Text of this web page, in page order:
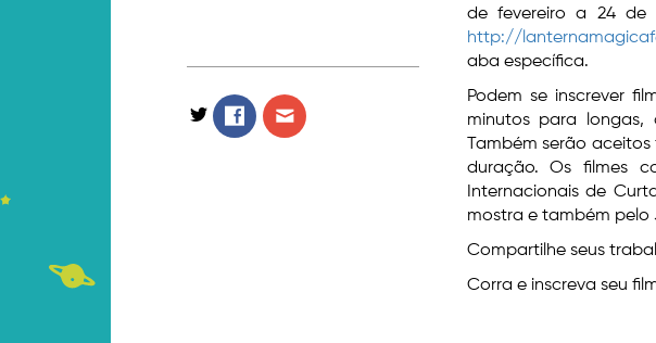
de fevereiro a 24 de
http://
aba específica.
Podem se inscrever
minutos para
Também serão
duração. Os filmes
Internacionais de
mostra e também pelo
Compartilhe seus
Corra e inscreva seu